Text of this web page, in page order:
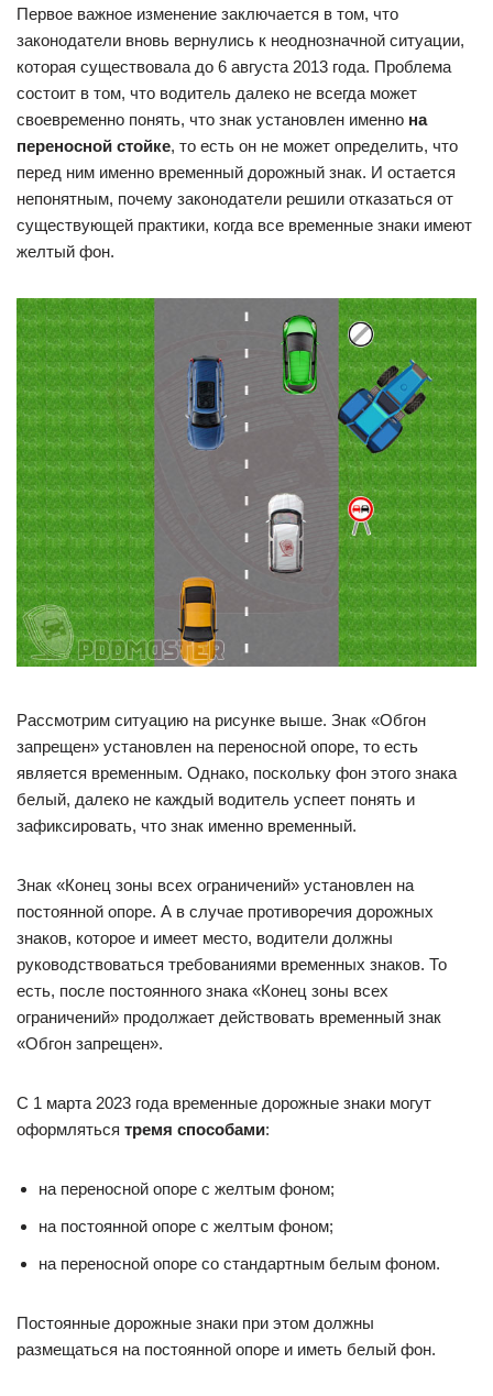
Первое важное изменение заключается в том, что
законодатели вновь вернулись к неоднозначной ситуации,
которая существовала до 6 августа 2013 года. Проблема
состоит в том, что водитель далеко не всегда может
своевременно понять, что знак установлен именно на
переносной стойке, то есть он не может определить, что
перед ним именно временный дорожный знак. И остается
непонятным, почему законодатели решили отказаться от
существующей практики, когда все временные знаки имеют
желтый фон.
Рассмотрим ситуацию на рисунке выше. Знак «Обгон
запрещен» установлен на переносной опоре, то есть
является временным. Однако, поскольку фон этого знака
белый, далеко не каждый водитель успеет понять и
зафиксировать, что знак именно временный.
Знак «Конец зоны всех ограничений» установлен на
постоянной опоре. А в случае противоречия дорожных
знаков, которое и имеет место, водители должны
руководствоваться требованиями временных знаков. То
есть, после постоянного знака «Конец зоны всех
ограничений» продолжает действовать временный знак
«Обгон запрещен».
С 1 марта 2023 года временные дорожные знаки могут
оформляться тремя способами:
на переносной опоре с желтым фоном;
на постоянной опоре с желтым фоном;
на переносной опоре со стандартным белым фоном.
Постоянные дорожные знаки при этом должны
размещаться на постоянной опоре и иметь белый фон.